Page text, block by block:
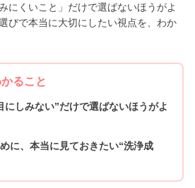
にくいこと」だけで選ばないほうがよ
びで本当に大切にしたい視点を、わか
ること
にしみない”だけで選ばないほうがよ
に、本当に見ておきたい“洗浄成